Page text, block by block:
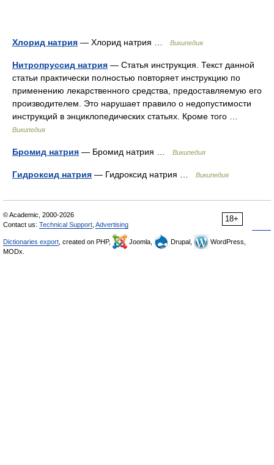
Хлорид натрия — Хлорид натрия … Википедия
Нитропруссид натрия — Статья инструкция. Текст данной
статьи практически полностью повторяет инструкцию по
применению лекарственного средства, предоставляемую его
производителем. Это нарушает правило о недопустимости
инструкций в энциклопедических статьях. Кроме того …
Википедия
Бромид натрия — Бромид натрия … Википедия
Гидроксид натрия — Гидроксид натрия … Википедия
18+
© Academic, 2000-2026
Contact us: Technical Support Advertising
Dictionaries export , created on PHP, Joomla, Drupal,
WordPress,
MODx.